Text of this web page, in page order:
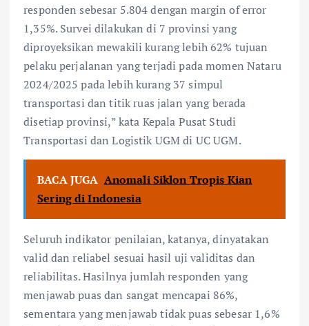
responden sebesar 5.804 dengan margin of error
1,35%. Survei dilakukan di 7 provinsi yang
diproyeksikan mewakili kurang lebih 62% tujuan
pelaku perjalanan yang terjadi pada momen Nataru
2024/2025 pada lebih kurang 37 simpul
transportasi dan titik ruas jalan yang berada
disetiap provinsi,” kata Kepala Pusat Studi
Transportasi dan Logistik UGM di UC UGM.
BACA JUGA Anomali Siklon Tropis Kian
Sering di Indonesia
Seluruh indikator penilaian, katanya, dinyatakan
valid dan reliabel sesuai hasil uji validitas dan
reliabilitas. Hasilnya jumlah responden yang
menjawab puas dan sangat mencapai 86%,
sementara yang menjawab tidak puas sebesar 1,6%